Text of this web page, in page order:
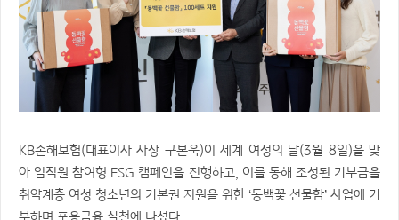
KB손해보험(대표이사 사장 구본욱)이 세계 여성의 날(3월 8일)을 맞
아 임직원 참여형 ESG 캠페인을 진행하고, 이를 통해 조성된 기부금을
취약계층 여성 청소년의 기본권 지원을 위한 ‘동백꽃 선물함’ 사업에 기